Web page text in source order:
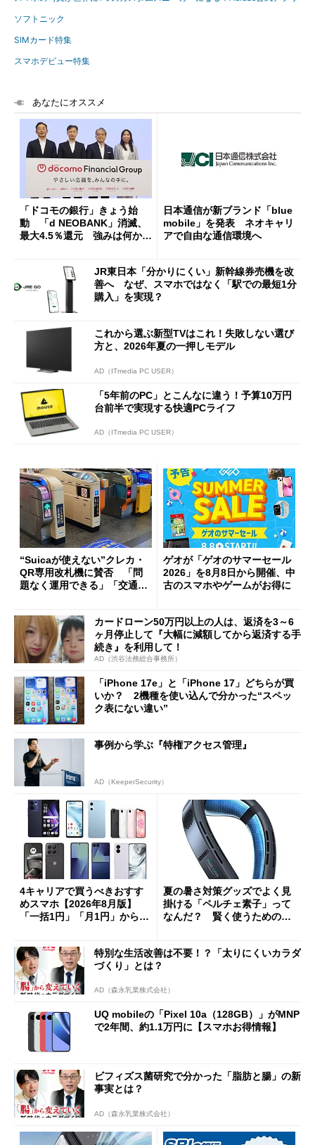
ソフトニック
SIMカード特集
スマホデビュー特集
あなたにオススメ
「ドコモの銀行」きょう始
動 「d NEOBANK」消滅、
最大4.5％還元 強みは何か解
日本通信が新ブランド「blue
mobile」を発表 ネオキャリ
アで自由な通信環境へ
JR東日本「分かりにくい」新幹線券売機を改
善へ なぜ、スマホではなく「駅での最短1分
購入」を実現？
これから選ぶ新型TVはこれ！失敗しない選び
方と、2026年夏の一押しモデル
AD（ITmedia PC USER）
「5年前のPC」とこんなに違う！予算10万円
台前半で実現する快適PCライフ
AD（ITmedia PC USER）
“Suicaが使えない”クレカ・
QR専用改札機に賛否 「問
題なく運用できる」「交通系I
ゲオが「ゲオのサマーセール
2026」を8月8日から開催、中
古のスマホやゲームがお得に
カードローン50万円以上の人は、返済を3～6
ヶ月停止して『大幅に減額してから返済する手
続き』を利用して！
AD（渋谷法務総合事務所）
「iPhone 17e」と「iPhone 17」どちらが買
いか？ 2機種を使い込んで分かった“スペッ
ク表にない違い”
事例から学ぶ『特権アクセス管理』
AD（KeeperSecurity）
4キャリアで買うべきおすす
めスマホ【2026年8月版】
「一括1円」「月1円」からお
夏の暑さ対策グッズでよく見
掛ける「ペルチェ素子」って
なんだ？ 賢く使うための注
特別な生活改善は不要！？「太りにくいカラダ
づくり」とは？
AD（森永乳業株式会社）
UQ mobileの「Pixel 10a（128GB）」がMNP
で2年間、約1.1万円に【スマホお得情報】
ビフィズス菌研究で分かった「脂肪と腸」の新
事実とは？
AD（森永乳業株式会社）